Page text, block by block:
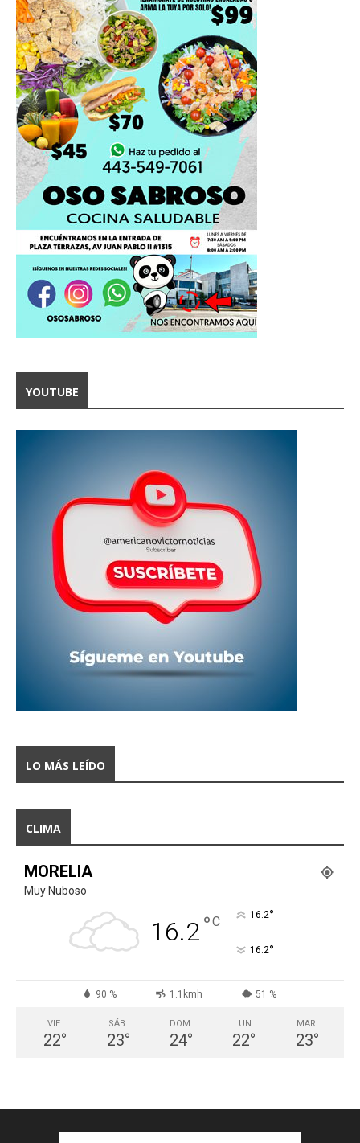
YOUTUBE
LO MÁS LEÍDO
CLIMA
MORELIA
Muy Nuboso
16.2°C 16.2°
16.2°
90 % 1.1kmh 51 %
VIE
22°
SÁB
23°
DOM
24°
LUN
22°
MAR
23°